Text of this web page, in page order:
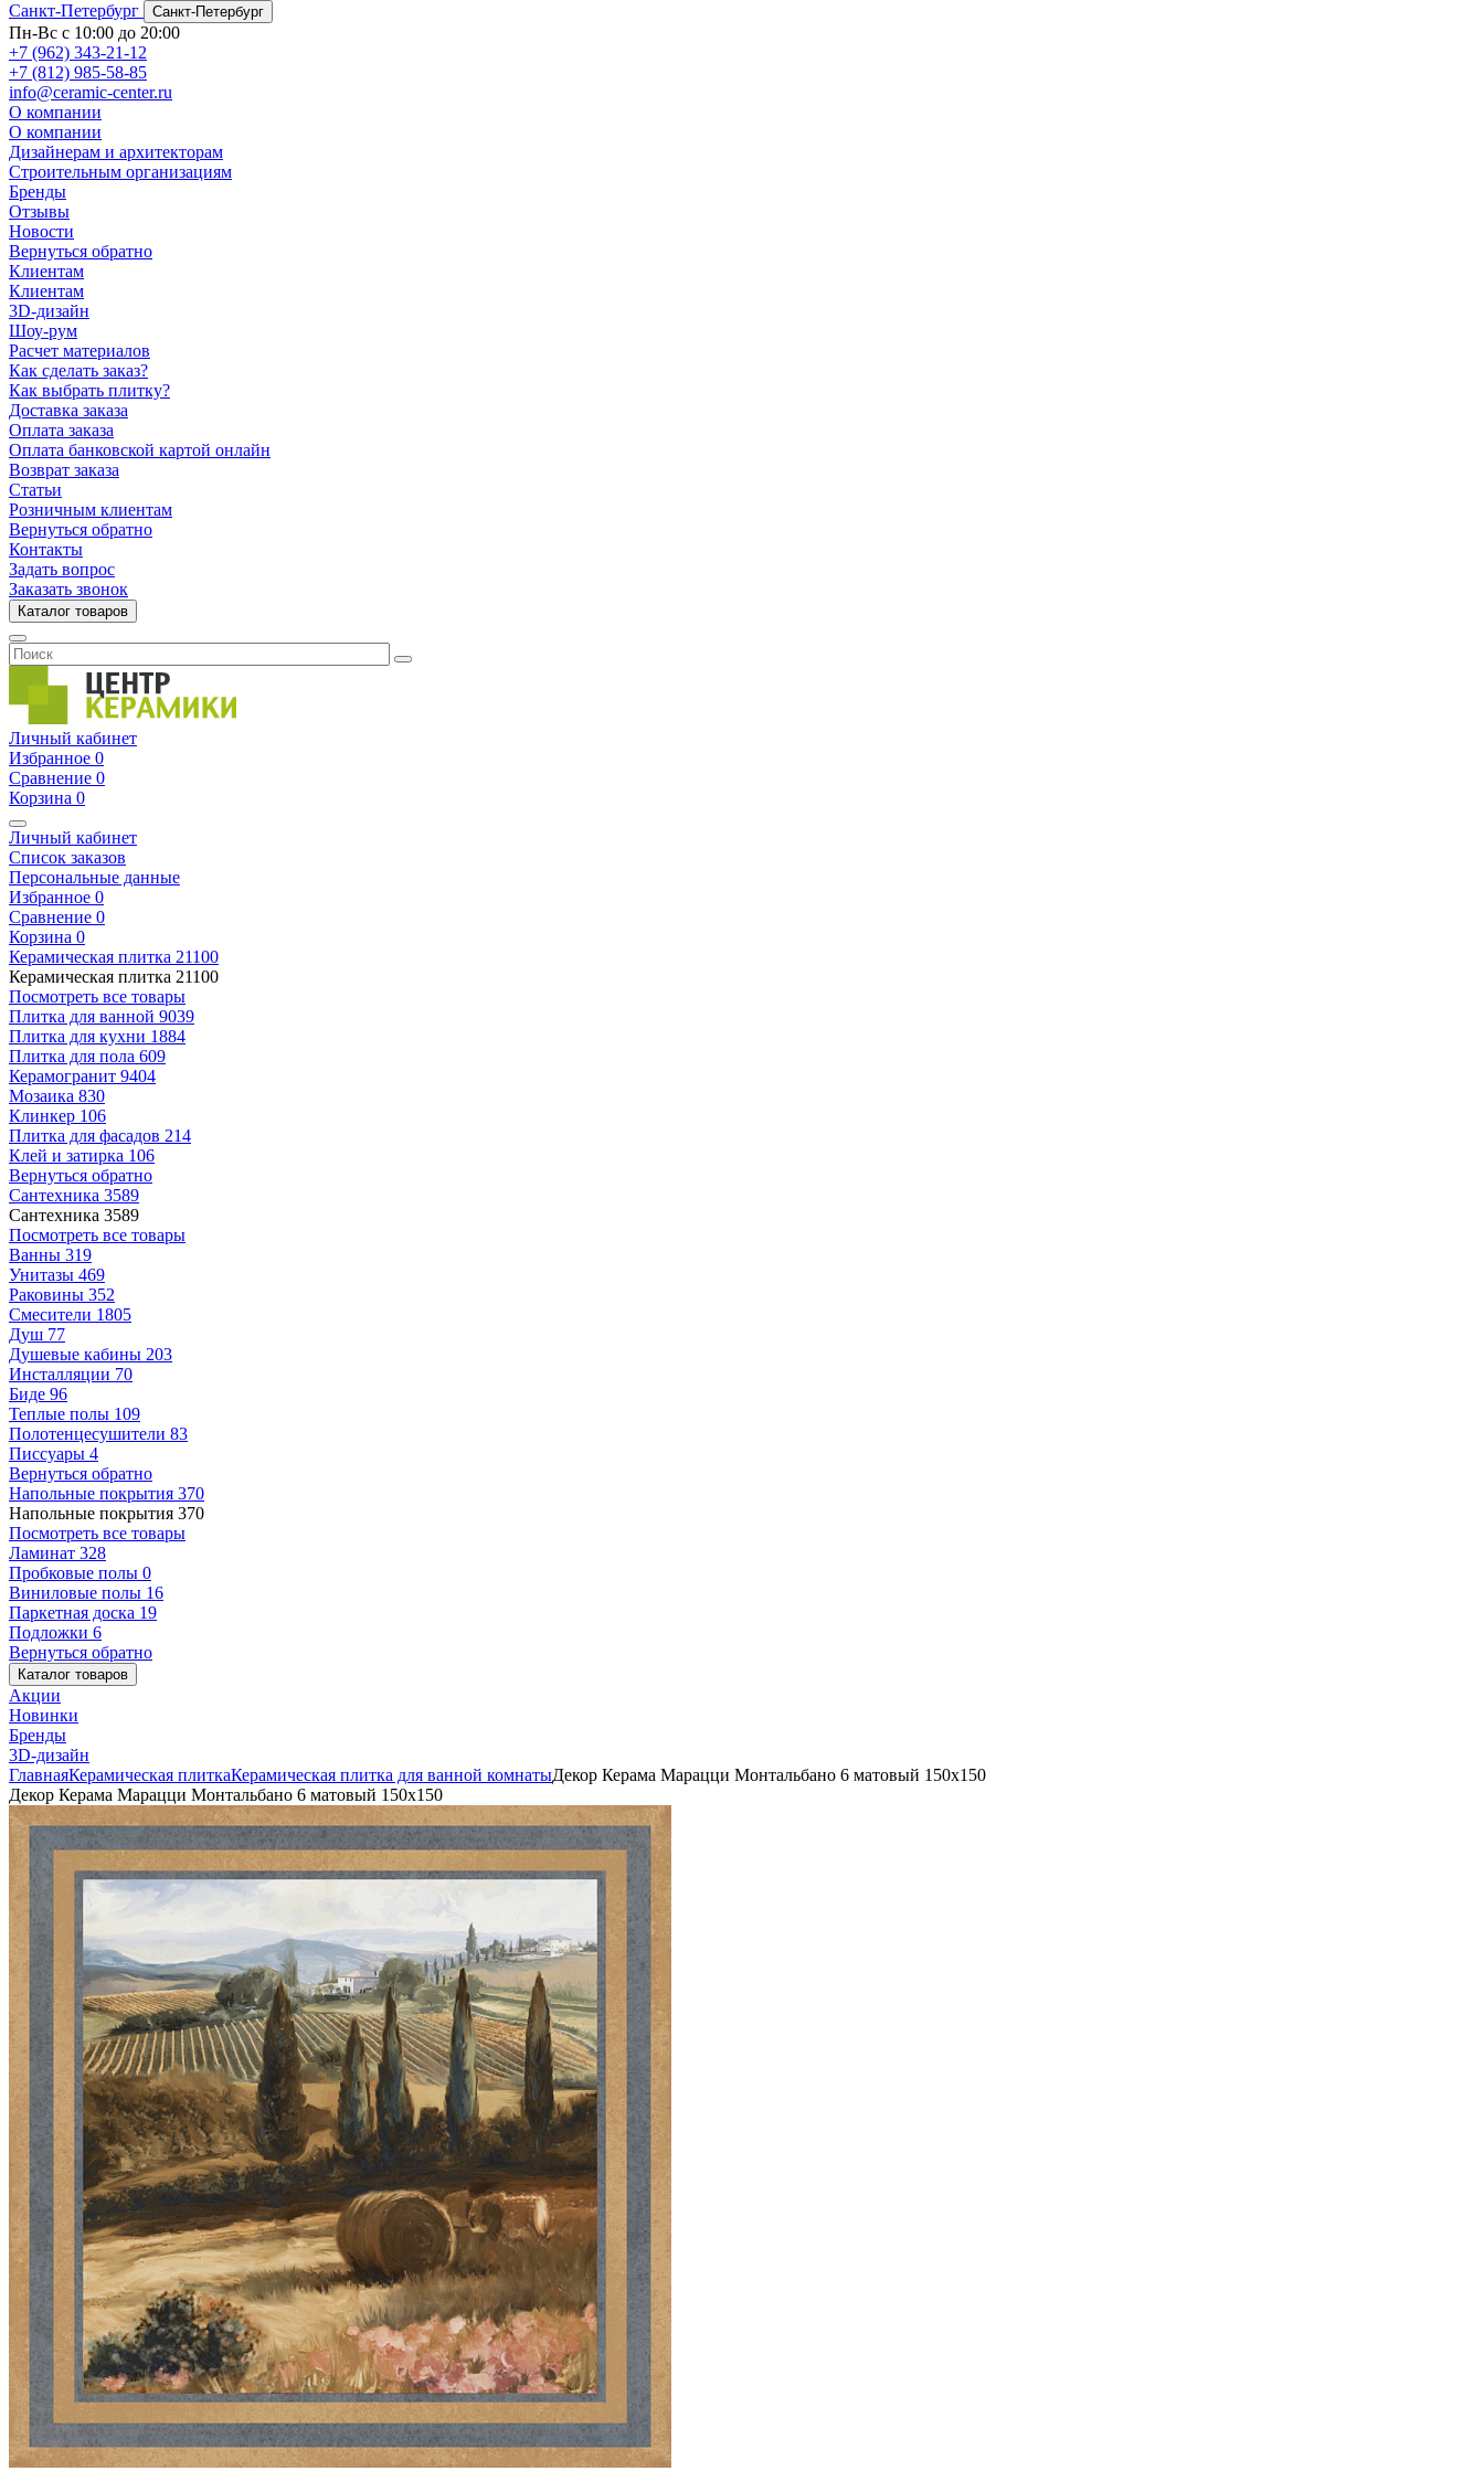
Санкт-Петербург
Санкт-Петербург
Пн-Вс с 10:00 до 20:00
+7 (962) 343-21-12
+7 (812) 985-58-85
info@ceramic-center.ru
О компании
О компании
Дизайнерам и архитекторам
Строительным организациям
Бренды
Отзывы
Новости
Вернуться обратно
Клиентам
Клиентам
3D-дизайн
Шоу-рум
Расчет материалов
Как сделать заказ?
Как выбрать плитку?
Доставка заказа
Оплата заказа
Оплата банковской картой онлайн
Возврат заказа
Статьи
Розничным клиентам
Вернуться обратно
Контакты
Задать вопрос
Заказать звонок
Каталог товаров
Личный кабинет
Избранное 0
Сравнение 0
Корзина 0
Личный кабинет
Список заказов
Персональные данные
Избранное 0
Сравнение 0
Корзина 0
Керамическая плитка 21100
Керамическая плитка 21100
Посмотреть все товары
Плитка для ванной 9039
Плитка для кухни 1884
Плитка для пола 609
Керамогранит 9404
Мозаика 830
Клинкер 106
Плитка для фасадов 214
Клей и затирка 106
Вернуться обратно
Сантехника 3589
Сантехника 3589
Посмотреть все товары
Ванны 319
Унитазы 469
Раковины 352
Смесители 1805
Душ 77
Душевые кабины 203
Инсталляции 70
Биде 96
Теплые полы 109
Полотенцесушители 83
Писсуары 4
Вернуться обратно
Напольные покрытия 370
Напольные покрытия 370
Посмотреть все товары
Ламинат 328
Пробковые полы 0
Виниловые полы 16
Паркетная доска 19
Подложки 6
Вернуться обратно
Каталог товаров
Акции
Новинки
Бренды
3D-дизайн
ГлавнаяКерамическая плиткаКерамическая плитка для ванной комнатыДекор Керама Марацци Монтальбано 6 матовый 150x150
Декор Керама Марацци Монтальбано 6 матовый 150x150